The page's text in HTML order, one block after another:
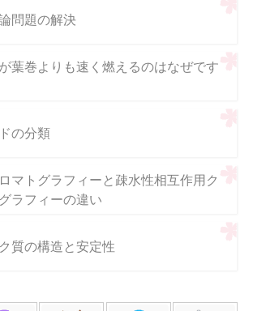
問題の解決
葉巻よりも速く燃えるのはなぜです
の分類
マトグラフィーと疎水性相互作用ク
ラフィーの違い
質の構造と安定性